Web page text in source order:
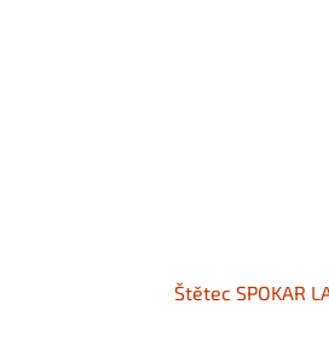
Štětec SPOKAR